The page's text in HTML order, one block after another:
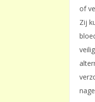
of
Zij